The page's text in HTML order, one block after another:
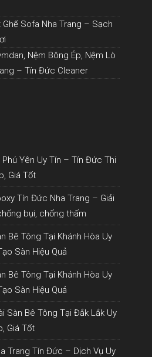
Ghế Sofa Nha Trang – Sạch
Nệm Bông Ép, Nệm Lò
– Tín Đức Cleaner
Yên Uy Tín – Tín Đức Thi
Giá Tốt
Tín Đức Nha Trang – Giải
bụi, chống thấm
Bê Tông Tại Khánh Hòa Uy
Sàn Hiệu Quả
Bê Tông Tại Khánh Hòa Uy
Sàn Hiệu Quả
Sàn Bê Tông Tại Đắk Lắk Uy
Giá Tốt
Trang Tín Đức – Dịch Vụ Uy